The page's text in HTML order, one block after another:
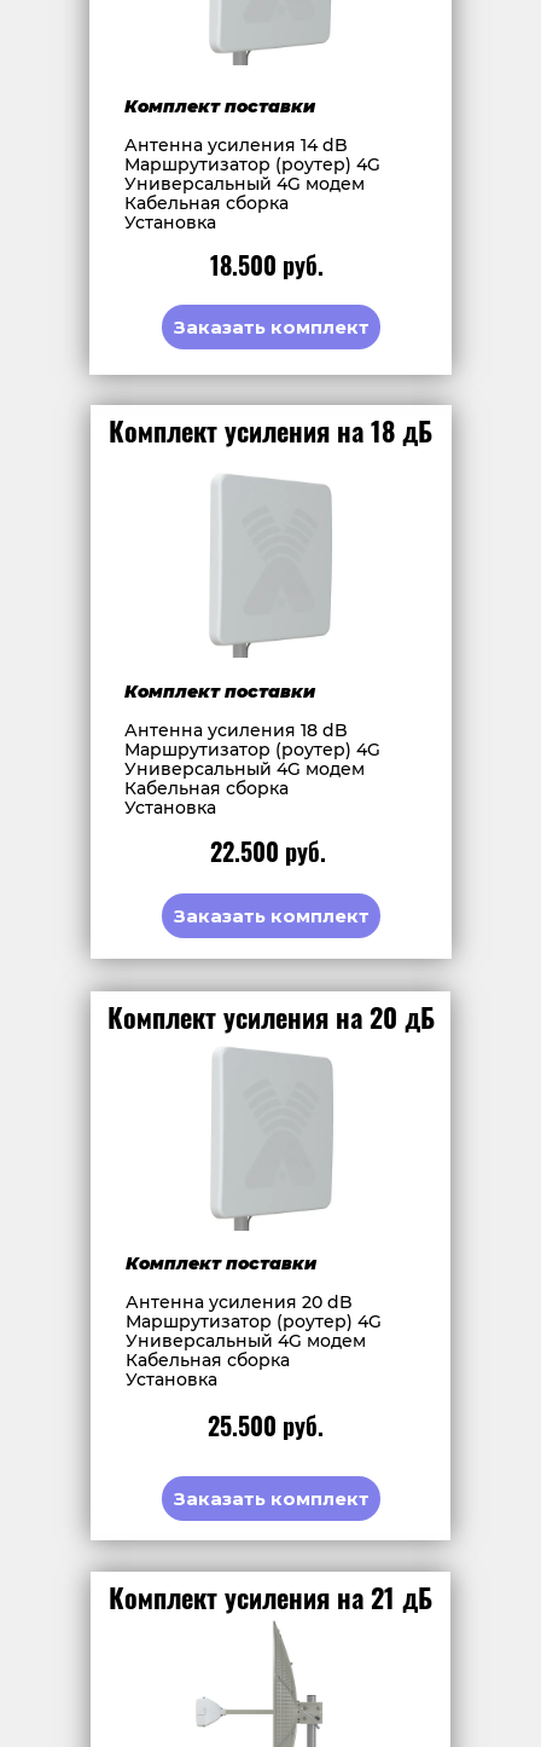
Комплект поставки
Антенна усиления 14 dB
Маршрутизатор (роутер) 4G
Универсальный 4G модем
Кабельная сборка
Установка
Комплект усиления на 18 дБ
Комплект поставки
Антенна усиления 18 dB
Маршрутизатор (роутер) 4G
Универсальный 4G модем
Кабельная сборка
Установка
Комплект усиления на 20 дБ
Комплект поставки
Антенна усиления 20 dB
Маршрутизатор (роутер) 4G
Универсальный 4G модем
Кабельная сборка
Установка
25.500 руб.
22.500 руб.
18.500 руб.
Заказать комплект
Заказать комплект
Заказать комплект
Комплект усиления на 21 дБ